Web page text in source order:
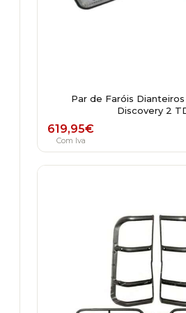
Par de Faróis
Discovery 2
619,95€
Com Iva